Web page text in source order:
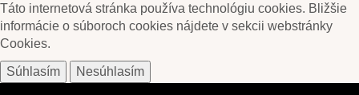
Táto internetová stránka používa technológiu cookies. Bližšie
informácie o súboroch cookies nájdete v sekcii webstránky
Cookies.
Súhlasím
Nesúhlasím